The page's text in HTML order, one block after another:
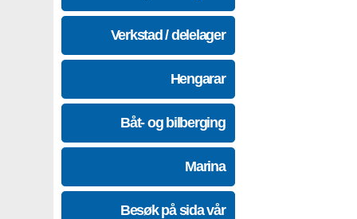
Verkstad / delelager
Hengarar
Båt- og bilberging
Marina
Besøk på sida vår